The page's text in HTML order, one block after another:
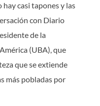
hay casi tapones y las
con Diario
de la
(UBA), que
que se extiende
más pobladas por